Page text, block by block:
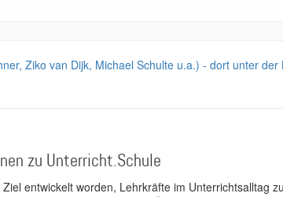
Ziko van Dijk, Michael Schulte u.a.) - dort unter der
zu Unterricht.Schule
entwickelt worden, Lehrkräfte im Unterrichtsalltag